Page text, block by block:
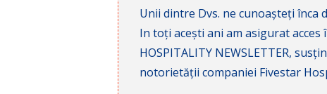
Unii dintre Dvs. ne cunoașteți înca
In toți acești ani am asigurat acces
HOSPITALITY NEWSLETTER,
notorietății companiei Fivestar